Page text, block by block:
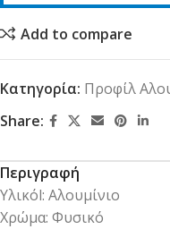
Add to compare
Κατηγορία: Προφίλ
Share:
Περιγραφή
Υλικόl: Αλουμίνιο
Χρώμα: Φυσικό